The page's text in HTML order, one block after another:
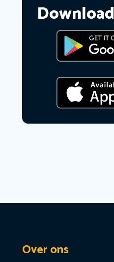
Download
Over ons